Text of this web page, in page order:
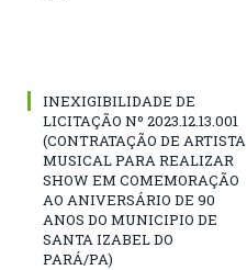
INEXIGIBILIDADE DE
LICITAÇÃO Nº 2023.12.13.001
(CONTRATAÇÃO DE ARTISTA
MUSICAL PARA REALIZAR
SHOW EM COMEMORAÇÃO
AO ANIVERSÁRIO DE 90
ANOS DO MUNICIPIO DE
SANTA IZABEL DO
PARÁ/PA)